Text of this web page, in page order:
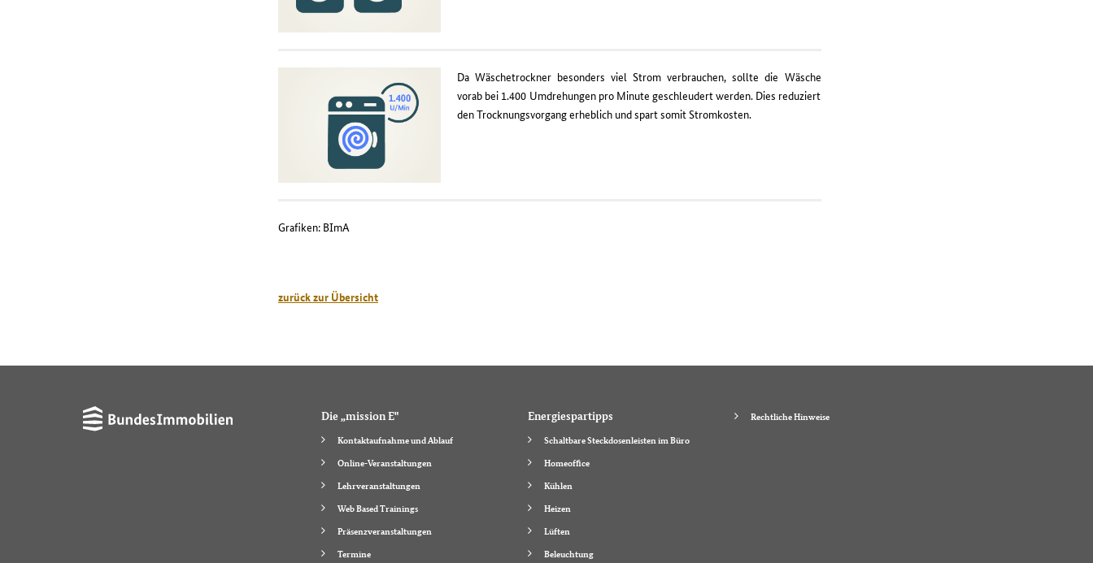
Da Wäschetrockner besonders viel Strom verbrauchen, sollte die Wäsche
vorab bei 1.400 Umdrehungen pro Minute geschleudert werden. Dies reduziert
den Trocknungsvorgang erheblich und spart somit Stromkosten.
Grafiken: BImA
zurück zur Übersicht
Die „mission E"
Kontaktaufnahme und Ablauf
Online-Veranstaltungen
Lehrveranstaltungen
Web Based Trainings
Präsenzveranstaltungen
Termine
Energiespartipps
Schaltbare Steckdosenleisten im Büro
Homeoffice
Kühlen
Heizen
Lüften
Beleuchtung
Rechtliche Hinweise